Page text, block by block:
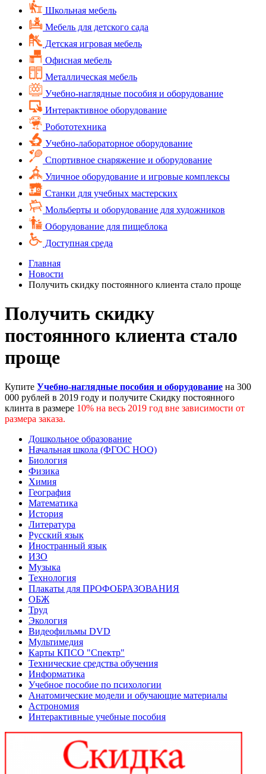
Школьная мебель
Мебель для детского сада
Детская игровая мебель
Офисная мебель
Металлическая мебель
Учебно-наглядные пособия и оборудование
Интерактивное оборудование
Робототехника
Учебно-лабораторное оборудование
Спортивное снаряжение и оборудование
Уличное оборудование и игровые комплексы
Cтанки для учебных мастерских
Мольберты и оборудование для художников
Оборудование для пищеблока
Доступная среда
Главная
Новости
Получить скидку постоянного клиента стало проще
Получить скидку
постоянного клиента стало
проще
Купите Учебно-наглядные пособия и оборудование на 300
000 рублей в 2019 году и получите Скидку постоянного
клинта в размере 10% на весь 2019 год вне зависимости от
размера заказа.
Дошкольное образование
Начальная школа (ФГОС НОО)
Биология
Физика
Химия
География
Математика
История
Литература
Русский язык
Иностранный язык
ИЗО
Музыка
Технология
Плакаты для ПРОФОБРАЗОВАНИЯ
ОБЖ
Труд
Экология
Видеофильмы DVD
Мультимедия
Карты КПСО "Спектр"
Технические средства обучения
Информатика
Учебное пособие по психологии
Анатомические модели и обучающие материалы
Астрономия
Интерактивные учебные пособия